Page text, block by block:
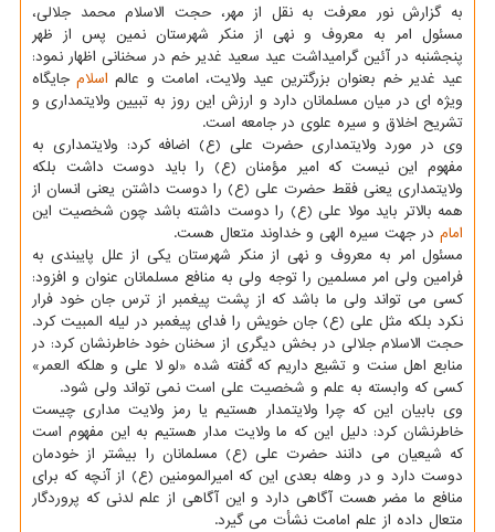
به گزارش نور معرفت به نقل از مهر، حجت الاسلام محمد جلالی،
مسئول امر به معروف و نهی از منکر شهرستان نمین پس از ظهر
پنجشنبه در آئین گرامیداشت عید سعید غدیر خم در سخنانی اظهار نمود:
عید غدیر خم بعنوان بزرگترین عید ولایت، امامت و عالم اسلامجایگاه
ویژه ای در میان مسلمانان دارد و ارزش این روز به تبیین ولایتمداری و
تشریح اخلاق و سیره علوی در جامعه است.
وی در مورد ولایتمداری حضرت علی (ع) اضافه کرد: ولایتمداری به
مفهوم این نیست که امیر مؤمنان (ع) را باید دوست داشت بلکه
ولایتمداری یعنی فقط حضرت علی (ع) را دوست داشتن یعنی انسان از
همه بالاتر باید مولا علی (ع) را دوست داشته باشد چون شخصیت این
امام در جهت سیره الهی و خداوند متعال هست.
مسئول امر به معروف و نهی از منکر شهرستان یکی از علل پایبندی به
فرامین ولی امر مسلمین را توجه ولی به منافع مسلمانان عنوان و افزود:
کسی می تواند ولی ما باشد که از پشت پیغمبر از ترس جان خود فرار
نکرد بلکه مثل علی (ع) جان خویش را فدای پیغمبر در لیله المبیت کرد.
حجت الاسلام جلالی در بخش دیگری از سخنان خود خاطرنشان کرد: در
منابع اهل سنت و تشیع داریم که گفته شده «لو لا علی و هلکه العمر»
کسی که وابسته به علم و شخصیت علی است نمی تواند ولی شود.
وی بابیان این که چرا ولایتمدار هستیم یا رمز ولایت مداری چیست
خاطرنشان کرد: دلیل این که ما ولایت مدار هستیم به این مفهوم است
که شیعیان می دانند حضرت علی (ع) مسلمانان را بیشتر از خودمان
دوست دارد و در وهله بعدی این که امیرالمومنین (ع) از آنچه که برای
منافع ما مضر هست آگاهی دارد و این آگاهی از علم لدنی که پروردگار
متعال داده از علم امامت نشأت می گیرد.